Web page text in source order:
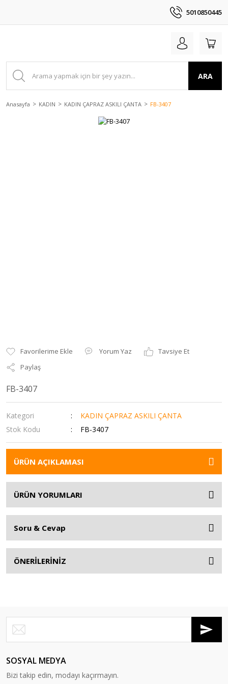
5010850445
ARA
Anasayfa KADIN KADIN ÇAPRAZ ASKILI ÇANTA FB-3407
Yorum Yaz
Tavsiye Et
Paylaş
FB-3407
Kategori
KADIN ÇAPRAZ ASKILI ÇANTA
Stok Kodu
FB-3407
ÜRÜN AÇIKLAMASI
ÜRÜN YORUMLARI
Soru & Cevap
ÖNERİLERİNİZ
SOSYAL MEDYA
Bizi takip edin, modayı kaçırmayın.